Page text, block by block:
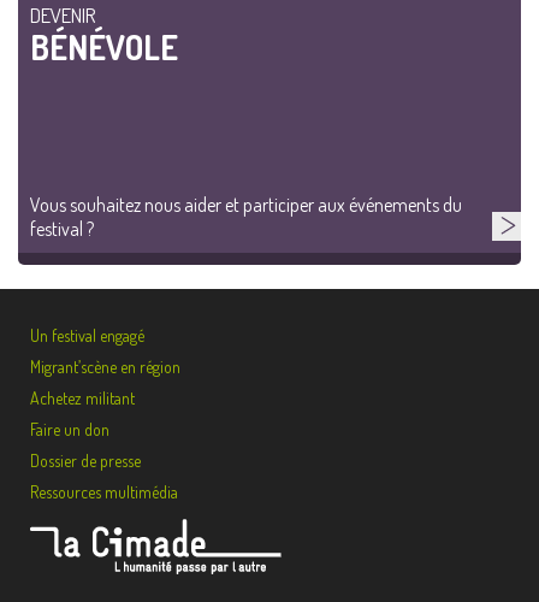
DEVENIR
BÉNÉVOLE
Vous souhaitez nous aider et participer aux événements du
festival ?
Un festival engagé
Migrant’scène en région
Achetez militant
Faire un don
Dossier de presse
Ressources multimédia